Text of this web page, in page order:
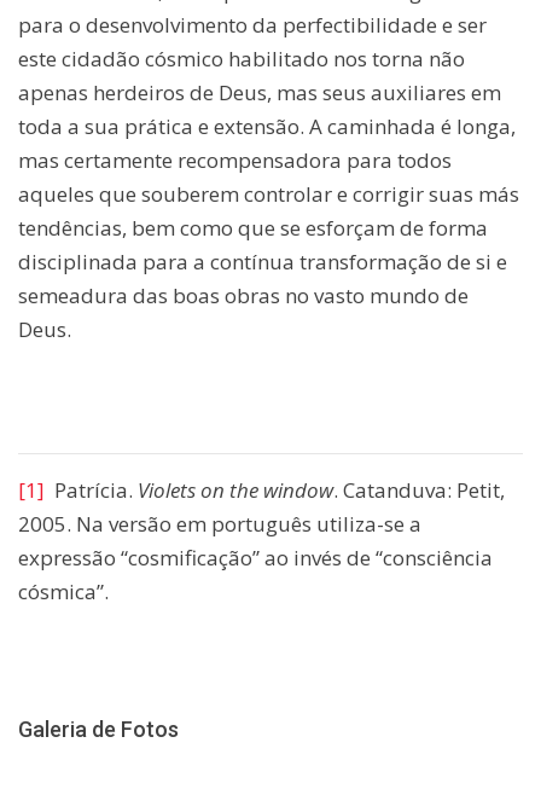
para o desenvolvimento da perfectibilidade e ser
este cidadão cósmico habilitado nos torna não
apenas herdeiros de Deus, mas seus auxiliares em
toda a sua prática e extensão. A caminhada é longa,
mas certamente recompensadora para todos
aqueles que souberem controlar e corrigir suas más
tendências, bem como que se esforçam de forma
disciplinada para a contínua transformação de si e
semeadura das boas obras no vasto mundo de
Deus.
[1] Patrícia. Violets on the window. Catanduva: Petit,
2005. Na versão em português utiliza-se a
expressão “cosmificação” ao invés de “consciência
cósmica”.
Galeria de Fotos